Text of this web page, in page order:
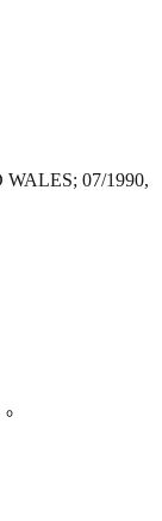
07/1990,